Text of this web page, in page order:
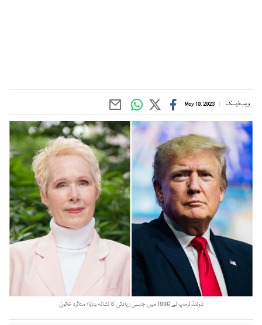
ویب ڈیسک May 10, 2023
ڈونلڈ ٹرمپ نے 1996 میں جنسی زیادتی کا نشانہ بنایا؛ متاثرہ خاتون